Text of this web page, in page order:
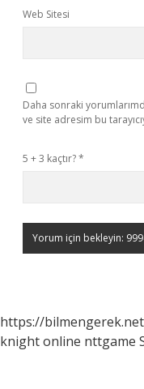
Web Sitesi
Daha sonraki
ve site adresim bu
5 + 3 kaçtır?*
https://bilmengerek.net
knight online nttgame